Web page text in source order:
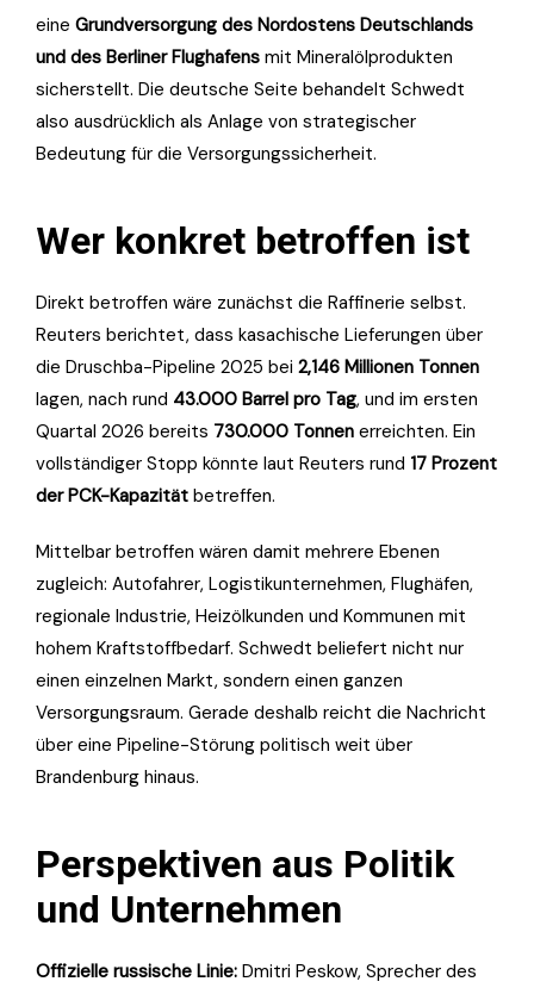
eine Grundversorgung des Nordostens Deutschlands
und des Berliner Flughafens mit Mineralölprodukten
sicherstellt. Die deutsche Seite behandelt Schwedt
also ausdrücklich als Anlage von strategischer
Bedeutung für die Versorgungssicherheit.
Wer konkret betroffen ist
Direkt betroffen wäre zunächst die Raffinerie selbst.
Reuters berichtet, dass kasachische Lieferungen über
die Druschba-Pipeline 2025 bei 2,146 Millionen Tonnen
lagen, nach rund 43.000 Barrel pro Tag, und im ersten
Quartal 2026 bereits 730.000 Tonnen erreichten. Ein
vollständiger Stopp könnte laut Reuters rund 17 Prozent
der PCK-Kapazität betreffen.
Mittelbar betroffen wären damit mehrere Ebenen
zugleich: Autofahrer, Logistikunternehmen, Flughäfen,
regionale Industrie, Heizölkunden und Kommunen mit
hohem Kraftstoffbedarf. Schwedt beliefert nicht nur
einen einzelnen Markt, sondern einen ganzen
Versorgungsraum. Gerade deshalb reicht die Nachricht
über eine Pipeline-Störung politisch weit über
Brandenburg hinaus.
Perspektiven aus Politik
und Unternehmen
Offizielle russische Linie: Dmitri Peskow, Sprecher des